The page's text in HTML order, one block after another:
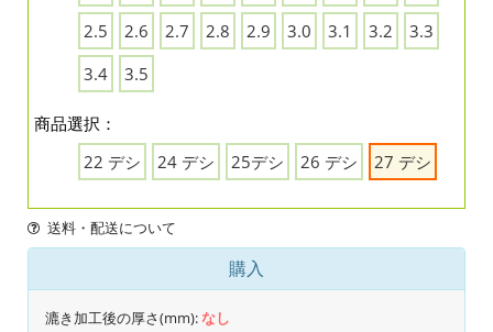
2.5
2.6 2.7 2.8 2.9 3.0 3.1 3.2
3.3
3.4
3.5
商品選択：
22 デシ
24 デシ 25デシ 26 デシ 27 デシ
送料・配送について
購入
漉き加工後の厚さ(mm):なし